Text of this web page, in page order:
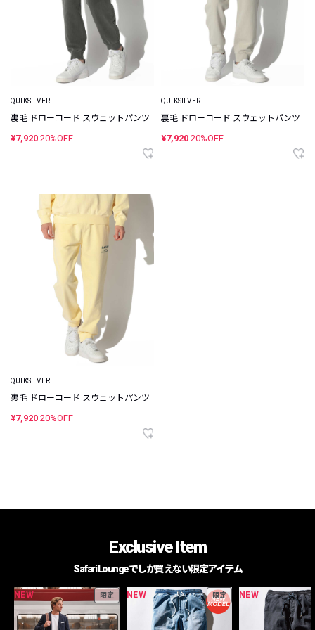
QUIKSILVER
裏毛 ドローコード スウェットパンツ
¥7,920 20%OFF
QUIKSILVER
裏毛 ドローコード スウェットパンツ
¥7,920 20%OFF
QUIKSILVER
裏毛 ドローコード スウェットパンツ
¥7,920 20%OFF
Exclusive Item
Safari Loungeでしか買えない限定アイテム
NEW 限定 NEW 限定 NEW